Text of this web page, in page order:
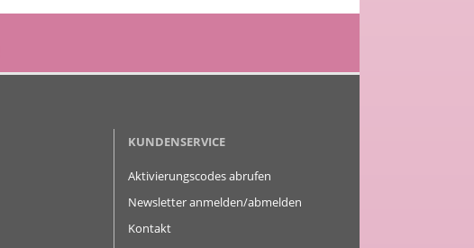
KUNDENSERVICE
Aktivierungscodes abrufen
Newsletter anmelden/abmelden
Kontakt